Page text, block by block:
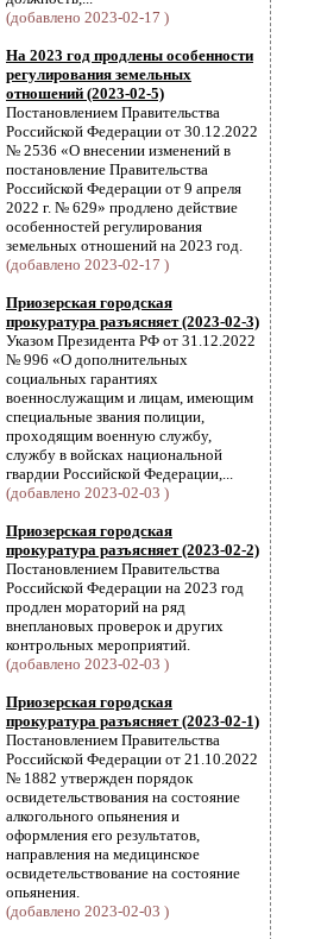
(добавлено 2023-02-17 )
На 2023 год продлены особенности
регулирования земельных
отношений (2023-02-5)
Постановлением Правительства
Российской Федерации от 30.12.2022
№ 2536 «О внесении изменений в
постановление Правительства
Российской Федерации от 9 апреля
2022 г. № 629» продлено действие
особенностей регулирования
земельных отношений на 2023 год.
(добавлено 2023-02-17 )
Приозерская городская
прокуратура разъясняет (2023-02-3)
Указом Президента РФ от 31.12.2022
№ 996 «О дополнительных
социальных гарантиях
военнослужащим и лицам, имеющим
специальные звания полиции,
проходящим военную службу,
службу в войсках национальной
гвардии Российской Федерации,...
(добавлено 2023-02-03 )
Приозерская городская
прокуратура разъясняет (2023-02-2)
Постановлением Правительства
Российской Федерации на 2023 год
продлен мораторий на ряд
внеплановых проверок и других
контрольных мероприятий.
(добавлено 2023-02-03 )
Приозерская городская
прокуратура разъясняет (2023-02-1)
Постановлением Правительства
Российской Федерации от 21.10.2022
№ 1882 утвержден порядок
освидетельствования на состояние
алкогольного опьянения и
оформления его результатов,
направления на медицинское
освидетельствование на состояние
опьянения.
(добавлено 2023-02-03 )